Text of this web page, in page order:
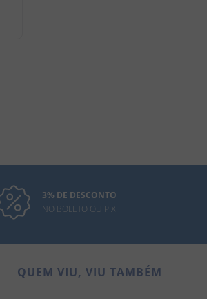
3% DE DESCONTO
NO BOLETO OU PIX
QUEM VIU, VIU TAMBÉM